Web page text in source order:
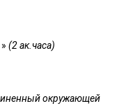
» (2 ак.часа)
окружающей